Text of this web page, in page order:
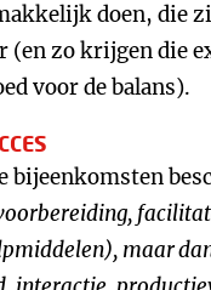
doen, die
(en zo krijgen die
voor de balans).
bijeenkomsten
maar